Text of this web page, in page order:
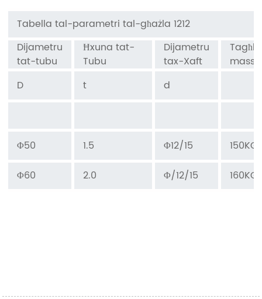
Tabella tal-parametri tal-għażla 1212
Dijametru
tat-tubu
Ħxuna tat-
Tubu
Dijametru
tax-Xaft
D
t d
Φ50 1.5 Φ12/15
150KG
Φ60
2.0 Φ/12/15 160KG